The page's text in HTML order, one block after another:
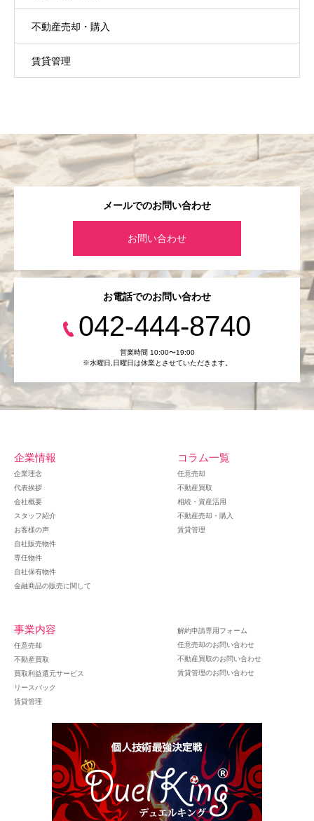
不動産売却・購入
賃貸管理
メールでのお問い合わせ
お問い合わせ
お電話でのお問い合わせ
042-444-8740
営業時間 10:00〜19:00
※水曜日,⽇曜日は休業とさせていただきます。
企業情報
企業理念
代表挨拶
会社概要
スタッフ紹介
お客様の声
自社販売物件
専任物件
自社保有物件
金融商品の販売に関して
コラム一覧
任意売却
不動産買取
相続・資産活用
不動産売却・購入
賃貸管理
事業内容
任意売却
不動産買取
買取利益還元サービス
リースバック
賃貸管理
解約申請専用フォーム
任意売却のお問い合わせ
不動産買取のお問い合わせ
賃貸管理のお問い合わせ